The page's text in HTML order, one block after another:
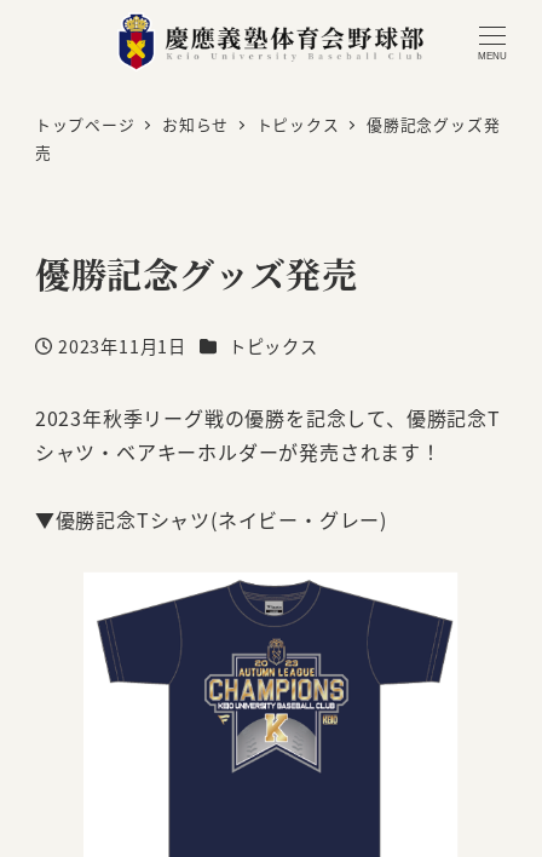
MENU
トップページ お知らせ トピックス
優勝記念グッズ発
売
優勝記念グッズ発売
投稿日
2023年11月1日 カテゴリー
トピックス
2023年秋季リーグ戦の優勝を記念して、優勝記念T
シャツ・ベアキーホルダーが発売されます！
▼優勝記念Tシャツ(ネイビー・グレー)